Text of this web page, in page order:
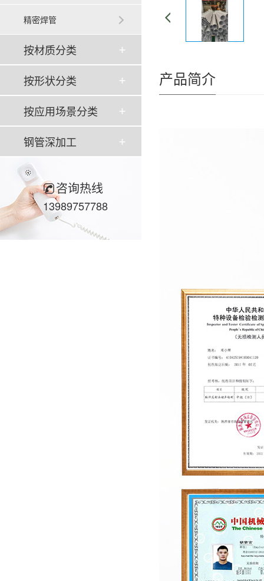
精密焊管
按材质分类
按形状分类
按应用场景分类
钢管深加工
咨询热线
13989757788
产品简介